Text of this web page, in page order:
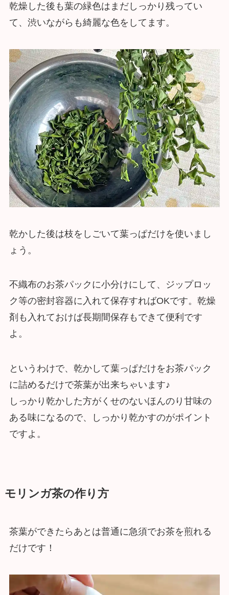
乾燥した後も葉の緑色はまだしっかり残ってい
て、渋いながらも綺麗な色をしてます。
乾かした後は枝をしごいて葉っぱだけを使いまし
ょう。
不織布のお茶パックに小分けにして、ジップロッ
ク等の密封容器に入れて保存すればOKです。乾燥
剤も入れておけば長期間保存もできて便利です
よ。
というわけで、乾かして葉っぱだけをお茶パック
に詰めるだけで茶葉が出来ちゃいます♪
しっかり乾かした方がくせのないほんのり甘味の
ある味になるので、しっかり乾かすのがポイント
ですよ。
モリンガ茶の作り方
茶葉ができたらあとは普通に急須でお茶を煎れる
だけです！